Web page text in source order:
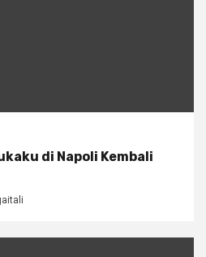
di Napoli Kembali